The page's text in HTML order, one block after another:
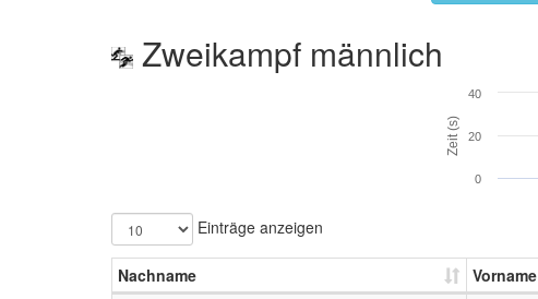
Zweikampf männlich
Zeit (s)
0
20
40
Einträge anzeigen
Nachname Vorname